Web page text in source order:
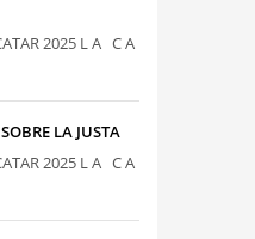
2025 L A C A
LA JUSTA
2025 L A C A